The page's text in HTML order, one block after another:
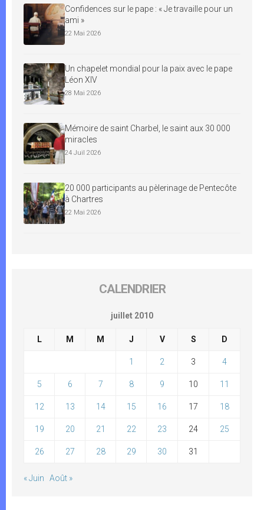
Confidences sur le pape : « Je travaille pour un
ami »
22 Mai 2026
Un chapelet mondial pour la paix avec le pape
Léon XIV
28 Mai 2026
Mémoire de saint Charbel, le saint aux 30 000
miracles
24 Juil 2026
20 000 participants au pèlerinage de Pentecôte
à Chartres
22 Mai 2026
CALENDRIER
juillet 2010
L M M J V S D
1 2 3 4
5 6 7 8 9 10 11
12 13 14 15 16 17 18
19 20 21 22 23 24 25
26 27 28 29 30 31
« Juin Août »